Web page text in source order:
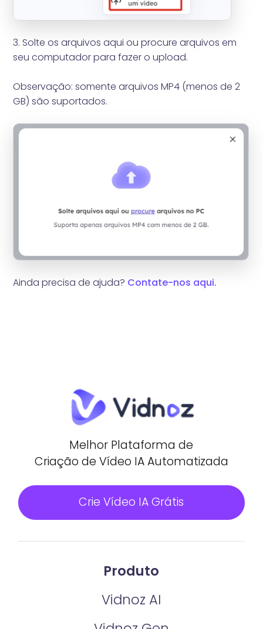
3. Solte os arquivos aqui ou procure arquivos em
seu computador para fazer o upload.
Observação: somente arquivos MP4 (menos de 2
GB) são suportados.
Ainda precisa de ajuda? Contate-nos aqui.
Melhor Plataforma de
Criação de Vídeo IA Automatizada
Crie Vídeo IA Grátis
Produto
Vidnoz AI